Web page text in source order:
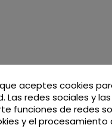
aceptes cookies
Las redes sociales y
funciones de redes
y el